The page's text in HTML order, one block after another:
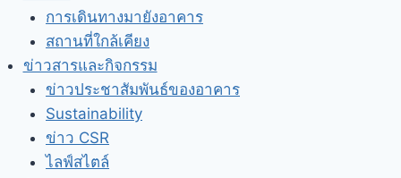
การเดินทางมายังอาคาร
สถานที่ใกล้เคียง
ข่าวสารและกิจกรรม
ข่าวประชาสัมพันธ์ของอาคาร
Sustainability
ข่าว CSR
ไลฟ์สไตล์